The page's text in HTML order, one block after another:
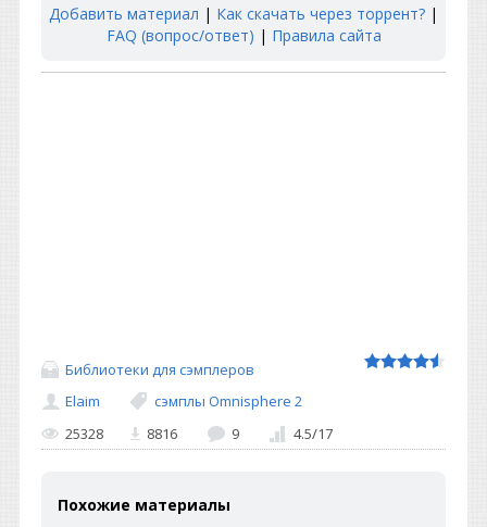
Добавить материал | Как скачать через торрент? |
FAQ (вопрос/ответ) | Правила сайта
Библиотеки для сэмплеров
Elaim
сэмплы Omnisphere 2
25328
8816 9 4.5/17
Похожие материалы